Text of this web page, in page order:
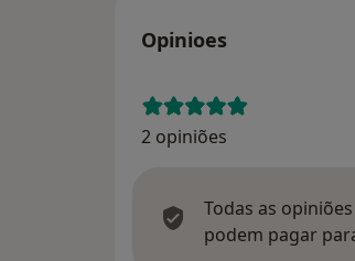
Opinioes
2 opiniões
Todas as
podem pagar